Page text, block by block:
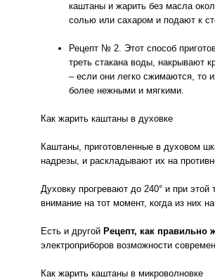
каштаны и жарить без масла
солью или сахаром и подают к
Рецепт № 2. Этот способ
треть стакана воды, накрывают
– если они легко сжимаются, то
более нежными и мягкими.
Как жарить каштаны в духовке
Каштаны, приготовленные в духовом
надрезы, и раскладывают их на
Духовку прогревают до 240° и при
внимание на тот момент, когда из них
Есть и другой Рецепт, как
электроприборов возможности
Как жарить каштаны в микроволновке